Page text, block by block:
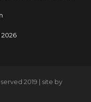
2019 | site by